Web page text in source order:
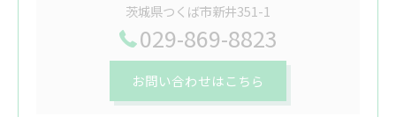
茨城県つくば市新井351-1
029-869-8823
お問い合わせはこちら